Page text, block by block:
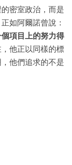
密室政治，而是
如阿爾諾曾說：
個項目上的努力得
他正以同樣的標
他們追求的不是